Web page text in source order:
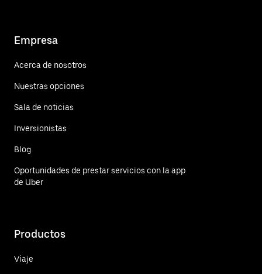
Empresa
Acerca de nosotros
Nuestras opciones
Sala de noticias
Inversionistas
Blog
Oportunidades de prestar servicios con la app
de Uber
Productos
Viaje